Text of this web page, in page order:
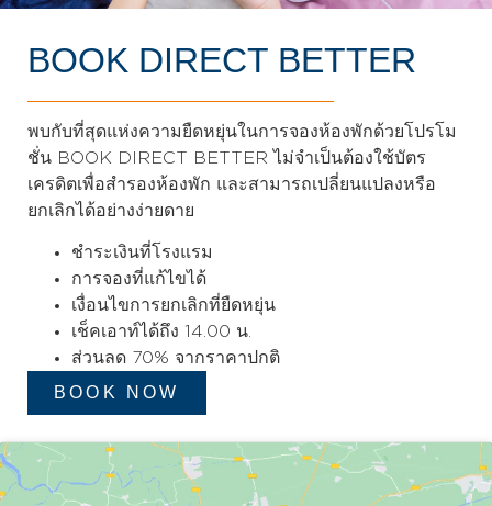
BOOK DIRECT BETTER
พบกับที่สุดแห่งความยืดหยุ่นในการจองห้องพักด้วยโปรโม
ชั่น BOOK DIRECT BETTER ไม่จำเป็นต้องใช้บัตร
เครดิตเพื่อสำรองห้องพัก และสามารถเปลี่ยนแปลงหรือ
ยกเลิกได้อย่างง่ายดาย
ชำระเงินที่โรงแรม
การจองที่แก้ไขได้
เงื่อนไขการยกเลิกที่ยืดหยุ่น
เช็คเอาท์ได้ถึง 14.00 น.
ส่วนลด 70% จากราคาปกติ
BOOK NOW